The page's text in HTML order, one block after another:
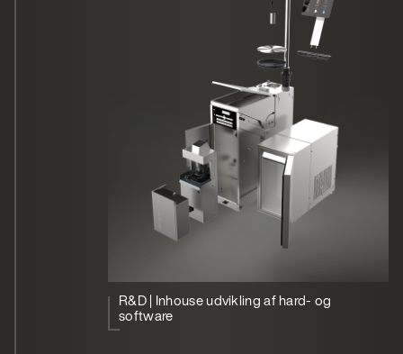
R&D | Inhouse udvikling af hard- og
software